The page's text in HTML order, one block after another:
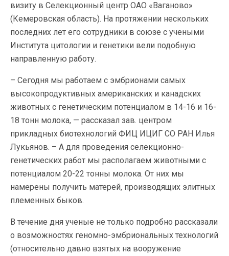
визиту в Селекционный центр ОАО «Ваганово»
(Кемеровская область). На протяжении нескольких
последних лет его сотрудники в союзе с учеными
Института цитологии и генетики вели подобную
направленную работу.
– Сегодня мы работаем с эмбрионами самых
высокопродуктивных американских и канадских
животных с генетическим потенциалом в 14-16 и 16-
18 тонн молока, — рассказал зав. центром
прикладных биотехнологий ФИЦ ИЦИГ СО РАН Илья
Лукьянов. – А для проведения селекционно-
генетических работ мы располагаем животными с
потенциалом 20-22 тонны молока. От них мы
намерены получить матерей, производящих элитных
племенных быков.
В течение дня ученые не только подробно рассказали
о возможностях геномно-эмбриональных технологий
(относительно давно взятых на вооружение